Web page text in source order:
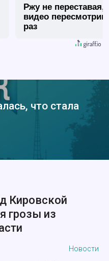
Ржу не переставая,
видео
раз
что стала
Кировской
грозы из
Новости